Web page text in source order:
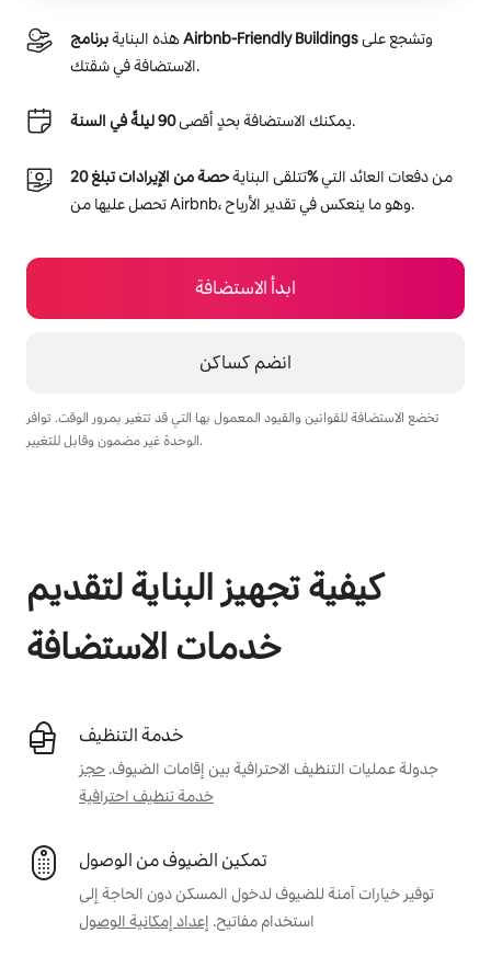
هذه البنايةبرنامج Airbnb-Friendly Buildings
الاستضافة في شقتك.
يمكنك الاستضافة بحدٍ أقصى90 ليلةً في السنة .
تتلقى البنايةحصة من الإيرادات تبلغ 20‎%‎من دفعات العائد التي
تحصل عليها من Airbnb، وهو ما ينعكس في تقدير الأرباح.
ابدأ الاستضافة
انضم كساكن
تخضع الاستضافة للقوانين والقيود المعمول بها التي قد تتغير بمرور الوقت. توافر
الوحدة غير مضمون وقابل للتغيير.
كيفية تجهيز البناية لتقديم
خدمات الاستضافة
خدمة التنظيف
جدولة عمليات التنظيف الاحترافية بين إقامات الضيوف. حجز
خدمة تنظيف احترافية
تمكين الضيوف من الوصول
توفير خيارات آمنة للضيوف لدخول المسكن دون الحاجة إلى
استخدام مفاتيح. إعداد إمكانية الوصول